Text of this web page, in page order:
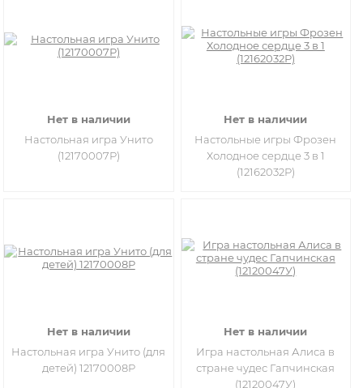
Нет в наличии
Настольная игра Унито
(12170007Р)
Нет в наличии
Настольные игры Фрозен
Холодное сердце 3 в 1
(12162032Р)
Нет в наличии
Настольная игра Унито (для
детей) 12170008Р
Нет в наличии
Игра настольная Алиса в
стране чудес Гапчинская
(12120047У)